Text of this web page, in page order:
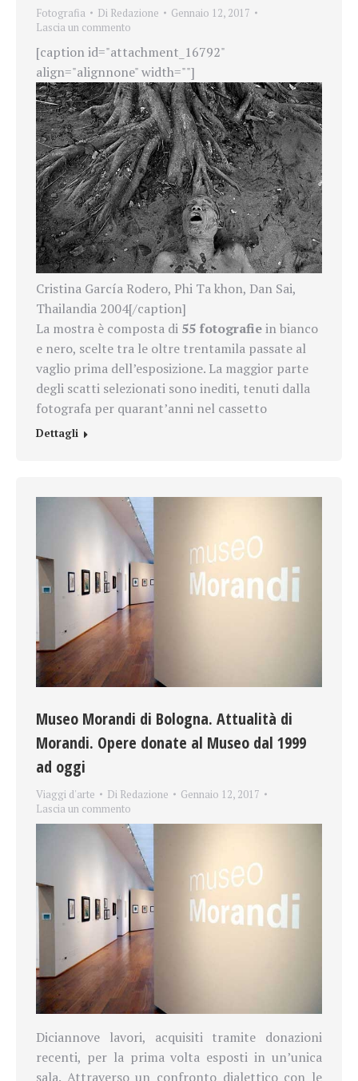
Fotografia Di Redazione
Gennaio 12, 2017
Lascia un commento
[caption id="attachment_16792"
align="alignnone" width=""]
Cristina García Rodero, Phi Ta khon, Dan Sai,
Thailandia 2004[/caption]
La mostra è composta di 55 fotografiein bianco
e nero, scelte tra le oltre trentamila passate al
vaglio prima dell’esposizione. La maggior parte
degli scatti selezionati sono inediti, tenuti dalla
fotografa per quarant’anni nel cassetto
Dettagli
Museo Morandi di Bologna. Attualità di
Morandi. Opere donate al Museo dal 1999
ad oggi
Viaggi d'arte Di Redazione
Gennaio 12, 2017
Lascia un commento
Diciannove lavori, acquisiti tramite donazioni
recenti, per la prima volta esposti in un’unica
sala. Attraverso un confronto dialettico con le